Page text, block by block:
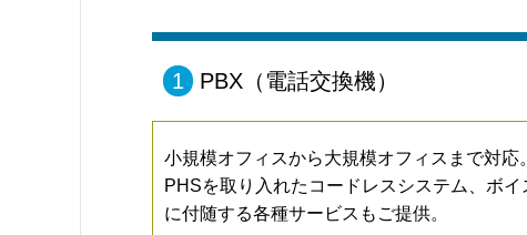
1 PBX（電話交換機）
小規模オフィスから大規模オフィスまで対応。
PHSを取り入れたコードレスシステム、ボ
に付随する各種サービスもご提供。